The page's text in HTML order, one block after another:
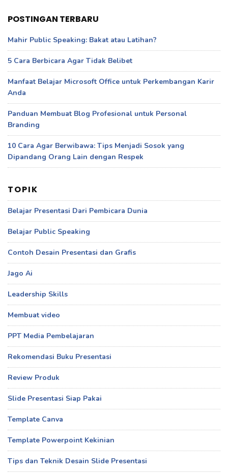
POSTINGAN TERBARU
Mahir Public Speaking: Bakat atau Latihan?
5 Cara Berbicara Agar Tidak Belibet
Manfaat Belajar Microsoft Office untuk Perkembangan Karir
Anda
Panduan Membuat Blog Profesional untuk Personal
Branding
10 Cara Agar Berwibawa: Tips Menjadi Sosok yang
Dipandang Orang Lain dengan Respek
TOPIK
Belajar Presentasi Dari Pembicara Dunia
Belajar Public Speaking
Contoh Desain Presentasi dan Grafis
Jago Ai
Leadership Skills
Membuat video
PPT Media Pembelajaran
Rekomendasi Buku Presentasi
Review Produk
Slide Presentasi Siap Pakai
Template Canva
Template Powerpoint Kekinian
Tips dan Teknik Desain Slide Presentasi